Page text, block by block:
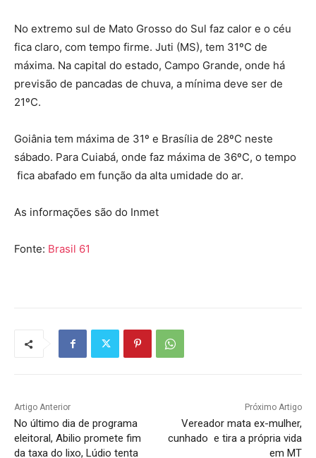
No extremo sul de Mato Grosso do Sul faz calor e o céu
fica claro, com tempo firme. Juti (MS), tem 31ºC de
máxima. Na capital do estado, Campo Grande, onde há
previsão de pancadas de chuva, a mínima deve ser de
21ºC.
Goiânia tem máxima de 31º e Brasília de 28ºC neste
sábado. Para Cuiabá, onde faz máxima de 36ºC, o tempo
fica abafado em função da alta umidade do ar.
As informações são do Inmet
Fonte: Brasil 61
Artigo Anterior
No último dia de programa
eleitoral, Abilio promete fim
da taxa do lixo, Lúdio tenta
Próximo Artigo
Vereador mata ex-mulher,
cunhado e tira a própria vida
em MT